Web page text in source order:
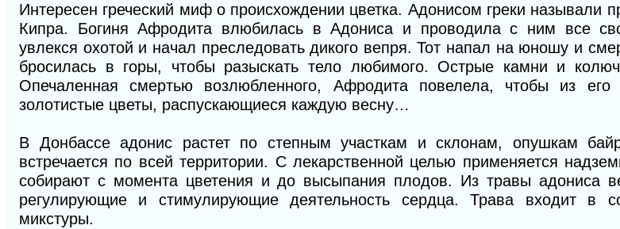
Интересен греческий миф о происхождении цветка. Адонисом греки называли
Кипра. Богиня Афродита влюбилась в Адониса и проводила с ним все
увлекся охотой и начал преследовать дикого вепря. Тот напал на юношу и
бросилась в горы, чтобы разыскать тело любимого. Острые камни и
Опечаленная смертью возлюбленного, Афродита повелела, чтобы из его
золотистые цветы, распускающиеся каждую весну…
В Донбассе адонис растет по степным участкам и склонам, опушкам
встречается по всей территории. С лекарственной целью применяется
собирают с момента цветения и до высыпания плодов. Из травы адониса
регулирующие и стимулирующие деятельность сердца. Трава входит в
микстуры.